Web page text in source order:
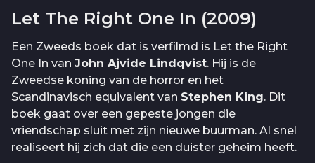
Let The Right One In (2009)
Een Zweeds boek dat is verfilmd is Let the Right
One In van John Ajvide Lindqvist. Hij is de
Zweedse koning van de horror en het
Scandinavisch equivalent van Stephen King. Dit
boek gaat over een gepeste jongen die
vriendschap sluit met zijn nieuwe buurman. Al snel
realiseert hij zich dat die een duister geheim heeft.